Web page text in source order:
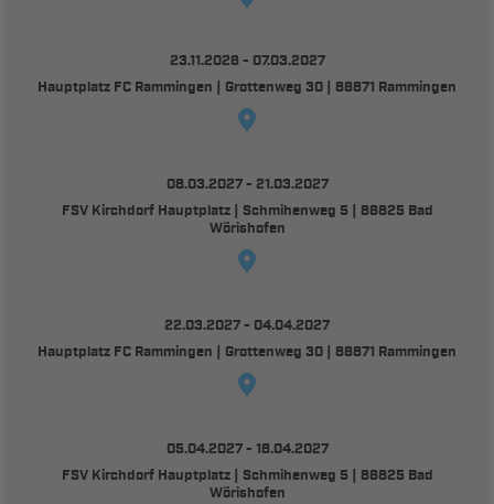
23.11.2026 - 07.03.2027
Hauptplatz FC Rammingen | Grottenweg 30 | 86871 Rammingen
08.03.2027 - 21.03.2027
FSV Kirchdorf Hauptplatz | Schmihenweg 5 | 86825 Bad
Wörishofen
22.03.2027 - 04.04.2027
Hauptplatz FC Rammingen | Grottenweg 30 | 86871 Rammingen
05.04.2027 - 18.04.2027
FSV Kirchdorf Hauptplatz | Schmihenweg 5 | 86825 Bad
Wörishofen